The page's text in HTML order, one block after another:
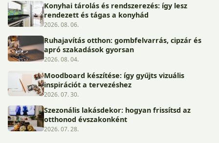
Konyhai tárolás és rendszerezés: így lesz
rendezett és tágas a konyhád
2026. 08. 06.
Ruhajavítás otthon: gombfelvarrás, cipzár és
apró szakadások gyorsan
2026. 08. 04.
Moodboard készítése: így gyűjts vizuális
inspirációt a tervezéshez
2026. 07. 30.
Szezonális lakásdekor: hogyan frissítsd az
otthonod évszakonként
2026. 07. 28.